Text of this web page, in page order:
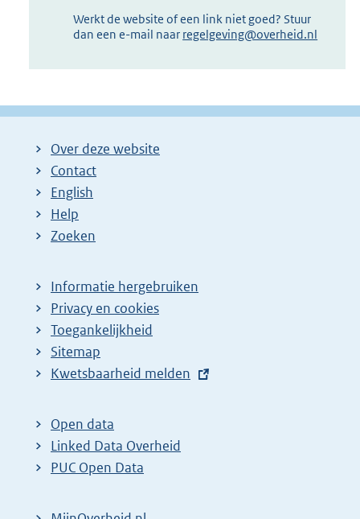
Werkt de website of een link niet goed? Stuur
dan een e-mail naar regelgeving@overheid.nl
Over deze website
Contact
English
Help
Zoeken
Informatie hergebruiken
Privacy en cookies
Toegankelijkheid
Sitemap
E
t
e
r
Kwetsbaarheid melden
Open data
Linked Data Overheid
PUC Open Data